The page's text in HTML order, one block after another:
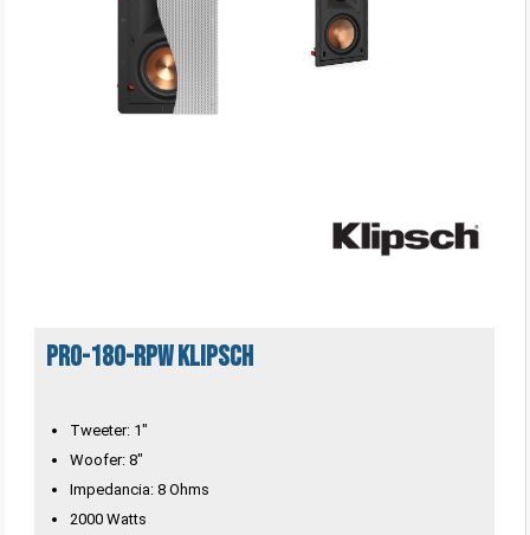
PRO-180-RPW Klipsch
Tweeter: 1"
Woofer: 8"
Impedancia: 8 Ohms
2000 Watts